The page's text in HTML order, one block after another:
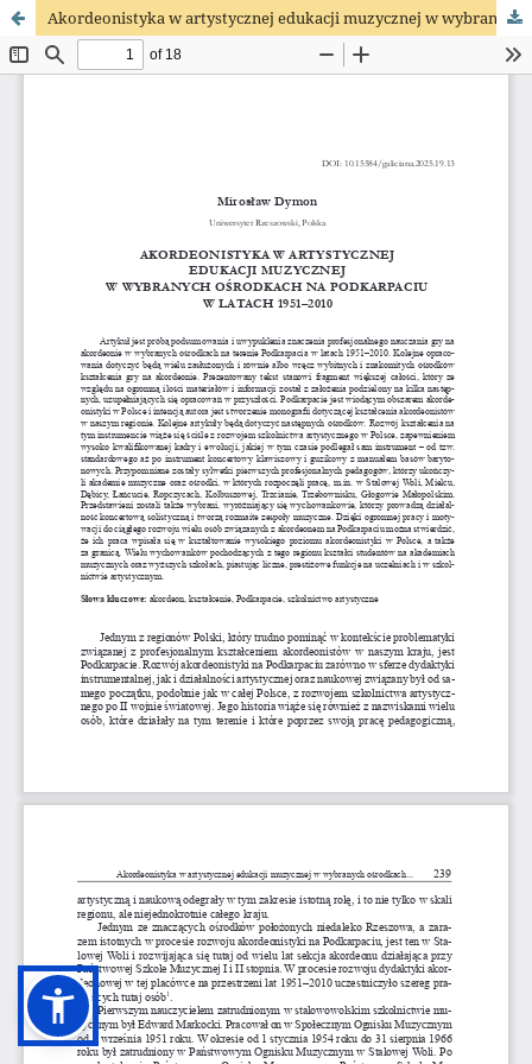
Akordeonistyka w artystycznej edukacji muzycznej w wybranych ośrodkach na Podkarpaciu w latach 1951–2010